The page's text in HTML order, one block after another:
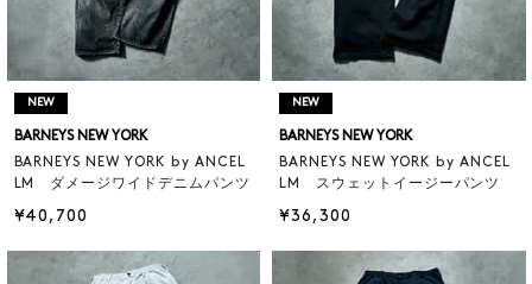
NEW
BARNEYS NEW YORK
BARNEYS NEW YORK by ANCEL
LM ダメージワイドデニムパンツ
¥40,700
NEW
BARNEYS NEW YORK
BARNEYS NEW YORK by ANCEL
LM スウェットイージーパンツ
¥36,300